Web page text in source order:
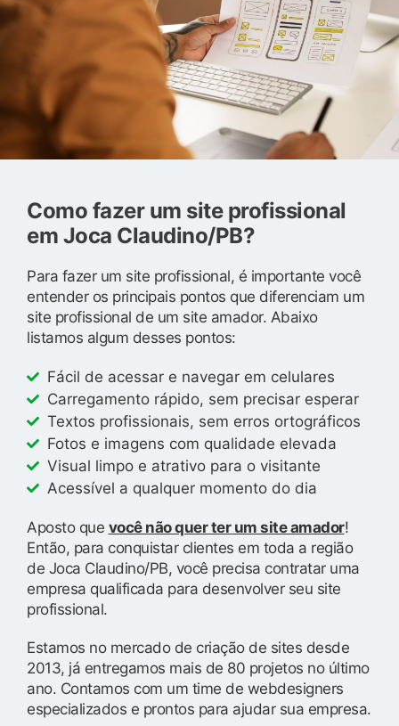
Como fazer um site profissional
em Joca Claudino/PB?
Para fazer um site profissional, é importante você
entender os principais pontos que diferenciam um
site profissional de um site amador. Abaixo
listamos algum desses pontos:
Fácil de acessar e navegar em celulares
Carregamento rápido, sem precisar esperar
Textos profissionais, sem erros ortográficos
Fotos e imagens com qualidade elevada
Visual limpo e atrativo para o visitante
Acessível a qualquer momento do dia
Aposto que você não quer ter um site amador!
Então, para conquistar clientes em toda a região
de Joca Claudino/PB, você precisa contratar uma
empresa qualificada para desenvolver seu site
profissional.
Estamos no mercado de criação de sites desde
2013, já entregamos mais de 80 projetos no último
ano. Contamos com um time de webdesigners
especializados e prontos para ajudar sua empresa.